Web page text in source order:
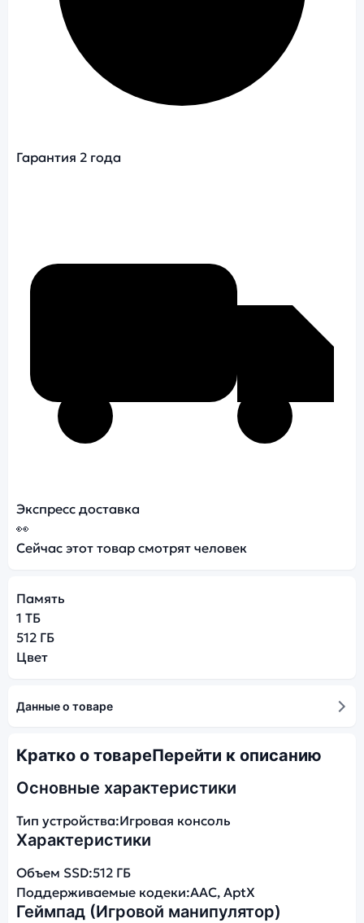
Гарантия 2 года
Экспресс доставка
👀
Сейчас этот товар смотрят человек
Память
1 ТБ
512 ГБ
Цвет
Данные о товаре
Кратко о товареПерейти к описанию
Основные характеристики
Тип устройства:Игровая консоль
Характеристики
Объем SSD:512 ГБ
Поддерживаемые кодеки:AAC, AptX
Геймпад (Игровой манипулятор)